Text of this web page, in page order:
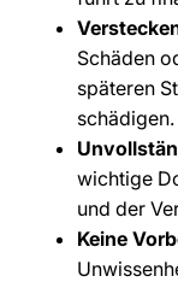
Schäden
späteren
schädigen.
wichtige
und der
Keine